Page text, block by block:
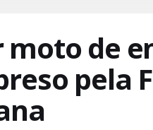
de
pela